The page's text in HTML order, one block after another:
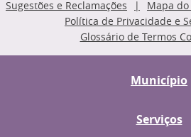
Sugestões e Reclamações Mapa do
Política de Privacidade e
Glossário de Termos
Município
Serviços